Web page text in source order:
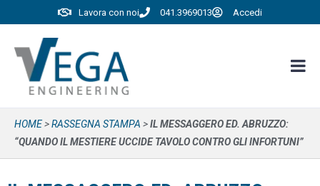
Lavora con noi 041.3969013 Accedi
HOME>RASSEGNA STAMPA >IL MESSAGGERO ED. ABRUZZO:
“QUANDO IL MESTIERE UCCIDE TAVOLO CONTRO GLI INFORTUNI”